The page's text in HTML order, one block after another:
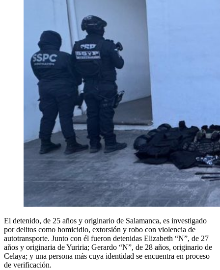
El detenido, de 25 años y originario de Salamanca, es investigado
por delitos como homicidio, extorsión y robo con violencia de
autotransporte. Junto con él fueron detenidas Elizabeth “N”, de 27
años y originaria de Yuriria; Gerardo “N”, de 28 años, originario de
Celaya; y una persona más cuya identidad se encuentra en proceso
de verificación.